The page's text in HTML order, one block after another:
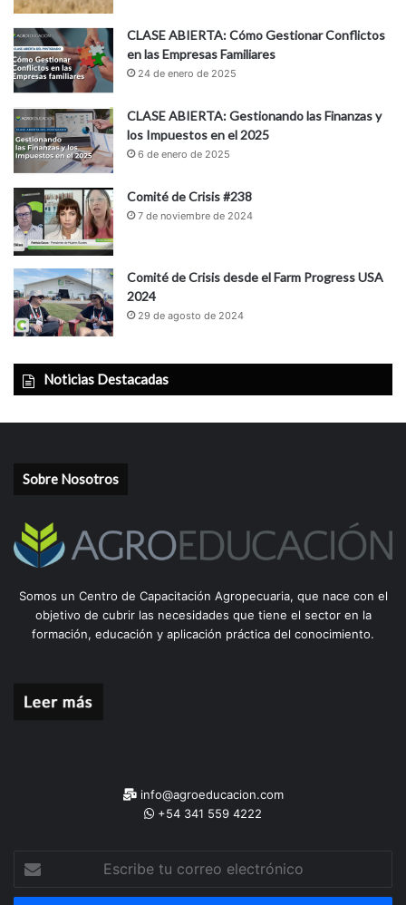
CLASE ABIERTA: Cómo Gestionar Conflictos
en las Empresas Familiares
24 de enero de 2025
CLASE ABIERTA: Gestionando las Finanzas y
los Impuestos en el 2025
6 de enero de 2025
Comité de Crisis #238
7 de noviembre de 2024
Comité de Crisis desde el Farm Progress USA
2024
29 de agosto de 2024
Noticias Destacadas
Sobre Nosotros
Somos un Centro de Capacitación Agropecuaria, que nace con el
objetivo de cubrir las necesidades que tiene el sector en la
formación, educación y aplicación práctica del conocimiento.
info@agroeducacion.com
+54 341 559 4222
tu
correo